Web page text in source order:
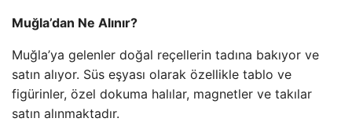
Muğla’dan Ne Alınır?
Muğla’ya gelenler doğal reçellerin tadına bakıyor ve
satın alıyor. Süs eşyası olarak özellikle tablo ve
figürinler, özel dokuma halılar, magnetler ve takılar
satın alınmaktadır.